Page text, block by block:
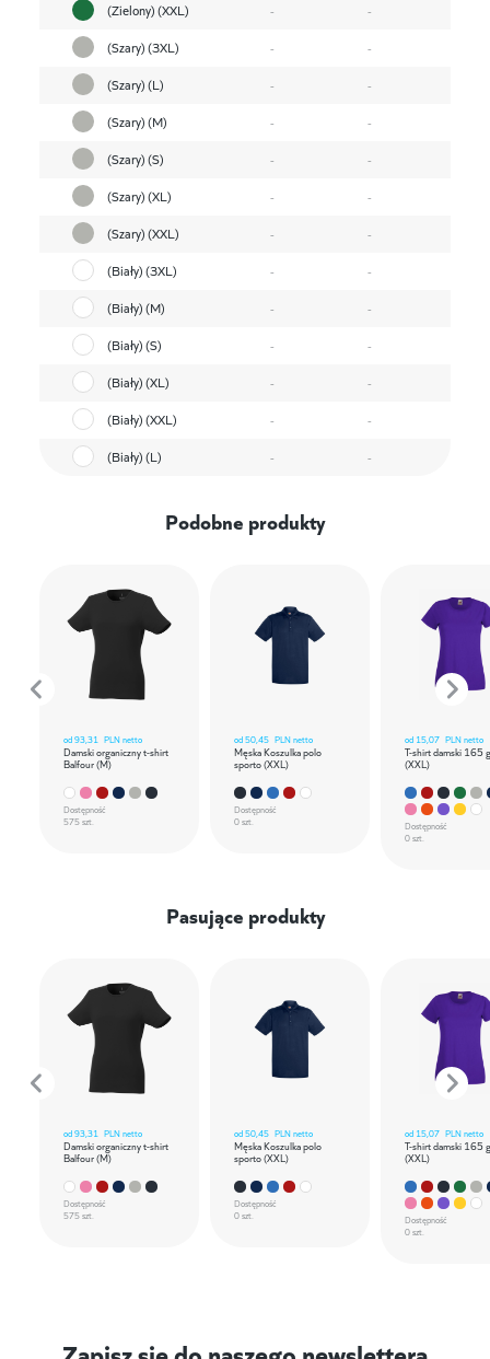
(Zielony) (XXL)
-
-
(Szary) (3XL)
-
-
(Szary) (L)
-
-
(Szary) (M)
-
-
(Szary) (S)
-
-
(Szary) (XL)
-
-
(Szary) (XXL)
-
-
(Biały) (3XL)
-
-
(Biały) (M)
-
-
(Biały) (S)
-
-
(Biały) (XL)
-
-
(Biały) (XXL)
-
-
(Biały) (L)
- -
Podobne produkty
od93,31 PLN netto
Damski organiczny t-shirt
Balfour (M)
Dostępność
575 szt.
od50,45 PLN netto
Męska Koszulka polo
sporto (XXL)
Dostępność
0 szt.
od 15,07 PLN netto
T-shirt damski 165
(XXL)
Dostępność
0 szt.
Pasujące produkty
od93,31 PLN netto
Damski organiczny t-shirt
Balfour (M)
Dostępność
575 szt.
od50,45 PLN netto
Męska Koszulka polo
sporto (XXL)
Dostępność
0 szt.
od 15,07 PLN netto
T-shirt damski 165
(XXL)
Dostępność
0 szt.